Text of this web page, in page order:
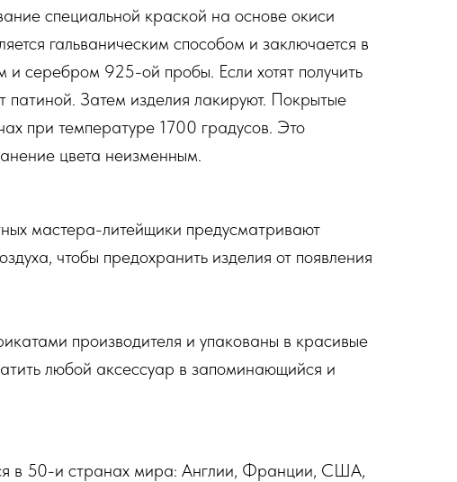
специальной краской на основе окиси
гальваническим способом и заключается в
серебром 925-ой пробы. Если хотят получить
патиной. Затем изделия лакируют. Покрытые
при температуре 1700 градусов. Это
цвета неизменным.
мастера-литейщики предусматривают
чтобы предохранить изделия от появления
производителя и упакованы в красивые
любой аксессуар в запоминающийся и
в 50-и странах мира: Англии, Франции, США,